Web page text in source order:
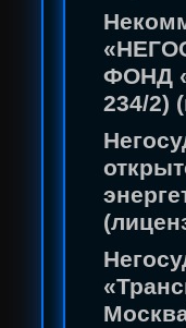
ФОНД
234/2)